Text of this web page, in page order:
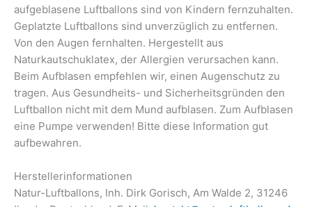
aufgeblasene Luftballons sind von Kindern fernzuhalten.
Geplatzte Luftballons sind unverzüglich zu entfernen.
Von den Augen fernhalten. Hergestellt aus
Naturkautschuklatex, der Allergien verursachen kann.
Beim Aufblasen empfehlen wir, einen Augenschutz zu
tragen. Aus Gesundheits- und Sicherheitsgründen den
Luftballon nicht mit dem Mund aufblasen. Zum Aufblasen
eine Pumpe verwenden! Bitte diese Information gut
aufbewahren.
Herstellerinformationen
Natur-Luftballons, Inh. Dirk Gorisch, Am Walde 2, 31246